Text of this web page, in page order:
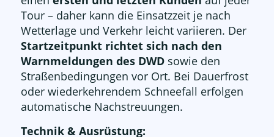
Tour – daher kann die Einsatzzeit je nach
Wetterlage und Verkehr leicht variieren. Der
Startzeitpunkt richtet sich nach den
Warnmeldungen des DWDsowie den
Straßenbedingungen vor Ort. Bei Dauerfrost
oder wiederkehrendem Schneefall erfolgen
automatische Nachstreuungen.
Technik & Ausrüstung: